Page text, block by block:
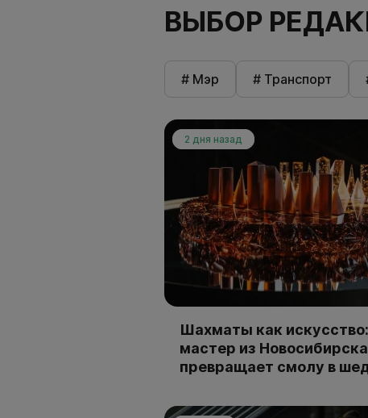
ВЫБОР
# Мэр # Транспорт
2 дня назад
Шахматы как искусство:
мастер из Новосибирска
превращает смолу в